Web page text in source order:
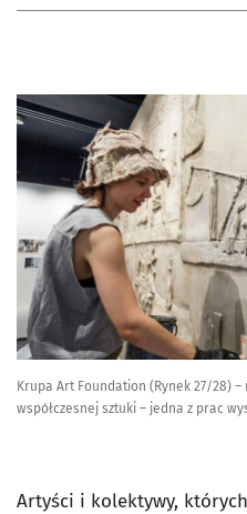
Krupa Art Foundation (Rynek 27/28)
współczesnej sztuki – jedna z prac
Artyści i kolektywy,